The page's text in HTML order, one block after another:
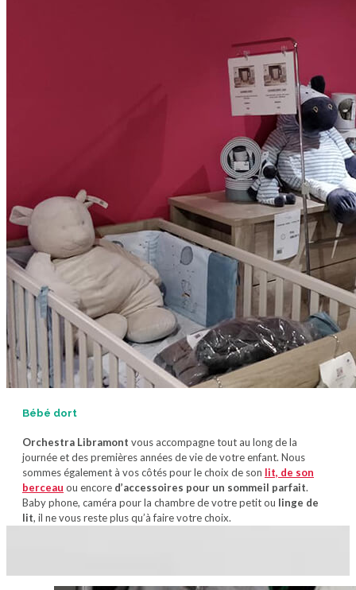
Bébé dort
Orchestra Libramont vous accompagne tout au long de la
journée et des premières années de vie de votre enfant. Nous
sommes également à vos côtés pour le choix de son lit, de son
berceau ou encore d’accessoires pour un sommeil parfait.
Baby phone, caméra pour la chambre de votre petit ou linge de
lit, il ne vous reste plus qu’à faire votre choix.